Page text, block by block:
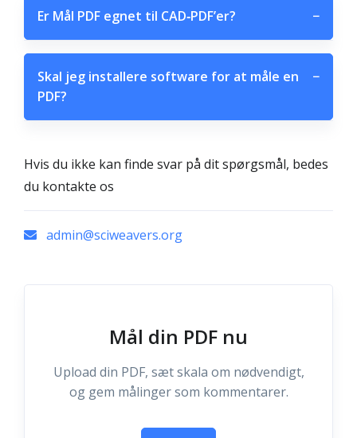
Er Mål PDF egnet til CAD‑PDF’er? −
Skal jeg installere software for at måle en
PDF?
−
Hvis du ikke kan finde svar på dit spørgsmål, bedes
du kontakte os
admin@sciweavers.org
Mål din PDF nu
Upload din PDF, sæt skala om nødvendigt,
og gem målinger som kommentarer.